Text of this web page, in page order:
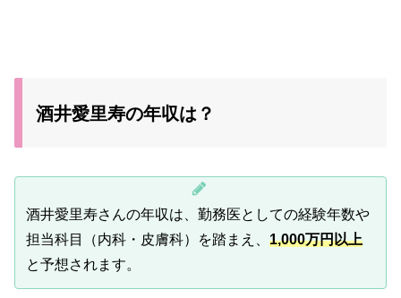
酒井愛里寿の年収は？
酒井愛里寿さんの年収は、勤務医としての経験年数や
担当科目（内科・皮膚科）を踏まえ、 1,000万円以上
と予想されます。